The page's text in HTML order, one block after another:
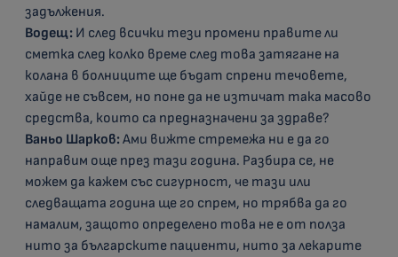
задължения.
Водещ: И след всички тези промени правите ли
сметка след колко време след това затягане на
колана в болниците ще бъдат спрени течовете,
хайде не съвсем, но поне да не изтичат така масово
средства, които са предназначени за здраве?
Ваньо Шарков:Ами вижте стремежа ни е да го
направим още през тази година. Разбира се, не
можем да кажем със сигурност, че тази или
следващата година ще го спрем, но трябва да го
намалим, защото определено това не е от полза
нито за българските пациенти, нито за лекарите